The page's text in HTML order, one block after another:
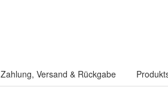
Zahlung, Versand & Rückgabe